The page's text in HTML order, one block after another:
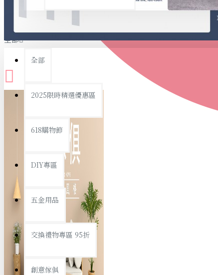
事務用品
文具收納
書寫用品
衛浴用品
個人衛浴用品
浴室置物/收納
全部
全部
2025限時精選優惠區
618購物節
DIY專區
五金用品
交換禮物專區 95折
創意傢俱